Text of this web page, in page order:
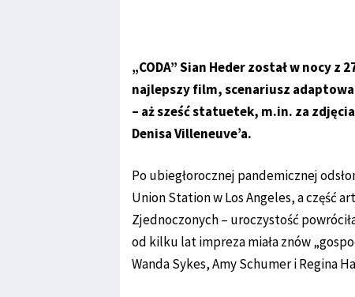
„CODA” Sian Heder został w nocy
najlepszy film, scenariusz
– aż sześć statuetek, m.in. za
Denisa Villeneuve’a.
Po ubiegłorocznej pandemicznej
Union Station w Los Angeles, a część
Zjednoczonych – uroczystość
od kilku lat impreza miała znów
Wanda Sykes, Amy Schumer i Regina